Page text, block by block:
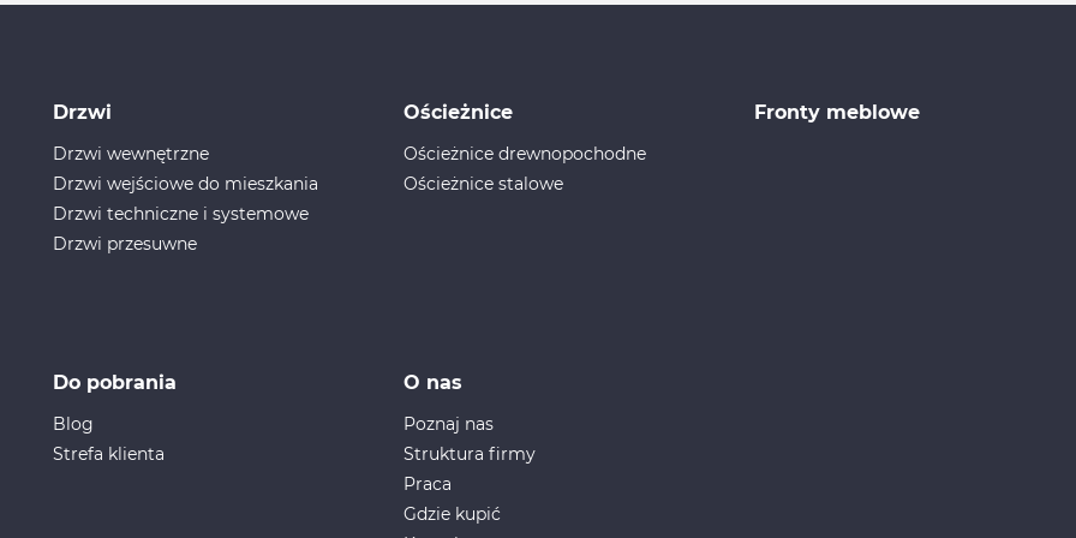
Drzwi
Drzwi wewnętrzne
Drzwi wejściowe do mieszkania
Drzwi techniczne i systemowe
Drzwi przesuwne
Ościeżnice
Ościeżnice drewnopochodne
Ościeżnice stalowe
Fronty meblowe
Do pobrania
Blog
Strefa klienta
O nas
Poznaj nas
Struktura firmy
Praca
Gdzie kupić